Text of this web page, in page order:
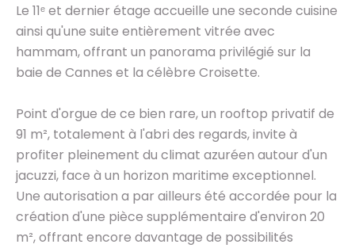
Le 11ᵉ et dernier étage accueille une seconde cuisine
ainsi qu'une suite entièrement vitrée avec
hammam, offrant un panorama privilégié sur la
baie de Cannes et la célèbre Croisette.
Point d'orgue de ce bien rare, un rooftop privatif de
91 m², totalement à l'abri des regards, invite à
profiter pleinement du climat azuréen autour d'un
jacuzzi, face à un horizon maritime exceptionnel.
Une autorisation a par ailleurs été accordée pour la
création d'une pièce supplémentaire d'environ 20
m², offrant encore davantage de possibilités